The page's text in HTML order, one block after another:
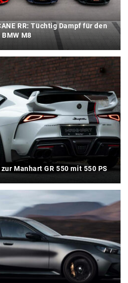
RR: Tüchtig Dampf für den
BMW M8
Manhart GR 550 mit 550 PS